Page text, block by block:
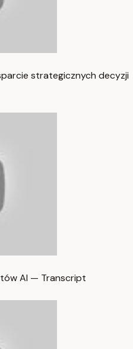
strategicznych decyzji
AI — Transcript